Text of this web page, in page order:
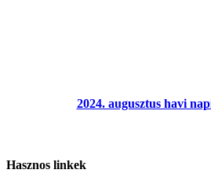
2024. augusztus havi
Hasznos linkek